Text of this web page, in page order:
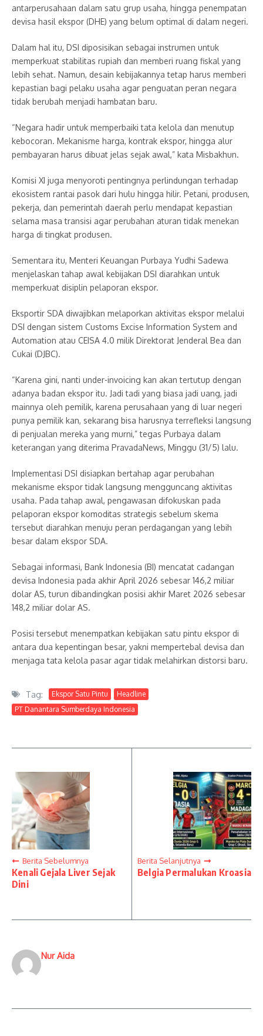
antarperusahaan dalam satu grup usaha, hingga penempatan
devisa hasil ekspor (DHE) yang belum optimal di dalam negeri.
Dalam hal itu, DSI diposisikan sebagai instrumen untuk
memperkuat stabilitas rupiah dan memberi ruang fiskal yang
lebih sehat. Namun, desain kebijakannya tetap harus memberi
kepastian bagi pelaku usaha agar penguatan peran negara
tidak berubah menjadi hambatan baru.
“Negara hadir untuk memperbaiki tata kelola dan menutup
kebocoran. Mekanisme harga, kontrak ekspor, hingga alur
pembayaran harus dibuat jelas sejak awal,” kata Misbakhun.
Komisi XI juga menyoroti pentingnya perlindungan terhadap
ekosistem rantai pasok dari hulu hingga hilir. Petani, produsen,
pekerja, dan pemerintah daerah perlu mendapat kepastian
selama masa transisi agar perubahan aturan tidak menekan
harga di tingkat produsen.
Sementara itu, Menteri Keuangan Purbaya Yudhi Sadewa
menjelaskan tahap awal kebijakan DSI diarahkan untuk
memperkuat disiplin pelaporan ekspor.
Eksportir SDA diwajibkan melaporkan aktivitas ekspor melalui
DSI dengan sistem Customs Excise Information System and
Automation atau CEISA 4.0 milik Direktorat Jenderal Bea dan
Cukai (DJBC).
“Karena gini, nanti under-invoicing kan akan tertutup dengan
adanya badan ekspor itu. Jadi tadi yang biasa jadi uang, jadi
mainnya oleh pemilik, karena perusahaan yang di luar negeri
punya pemilik kan, sekarang bisa harusnya terrefleksi langsung
di penjualan mereka yang murni,” tegas Purbaya dalam
keterangan yang diterima PravadaNews, Minggu (31/5) lalu.
Implementasi DSI disiapkan bertahap agar perubahan
mekanisme ekspor tidak langsung mengguncang aktivitas
usaha. Pada tahap awal, pengawasan difokuskan pada
pelaporan ekspor komoditas strategis sebelum skema
tersebut diarahkan menuju peran perdagangan yang lebih
besar dalam ekspor SDA.
Sebagai informasi, Bank Indonesia (BI) mencatat cadangan
devisa Indonesia pada akhir April 2026 sebesar 146,2 miliar
dolar AS, turun dibandingkan posisi akhir Maret 2026 sebesar
148,2 miliar dolar AS.
Posisi tersebut menempatkan kebijakan satu pintu ekspor di
antara dua kepentingan besar, yakni mempertebal devisa dan
menjaga tata kelola pasar agar tidak melahirkan distorsi baru.
Tag: Ekspor Satu Pintu
Headline
PT Danantara Sumberdaya Indonesia
Berita Sebelumnya
Kenali Gejala Liver Sejak
Dini
Berita Selanjutnya
Belgia Permalukan Kroasia
Nur Aida